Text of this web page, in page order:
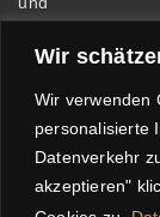
Wir
Wir verwenden
personalisierte
Datenverkehr
akzeptieren"